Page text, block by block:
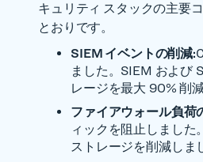
キュリティ スタックの主要
とおりです。
SIEM イベントの削減:
ました。SIEM および
レージを最大 90% 削
ファイアウォール負荷
ィックを阻止しました
ストレージを削減しま